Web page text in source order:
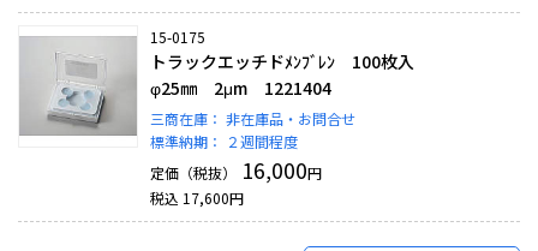
15-0175
トラックエッチドﾒﾝﾌﾞﾚﾝ 100枚入
φ25㎜ 2μm 1221404
三商在庫： 非在庫品・お問合せ
標準納期：
２週間程度
定価（税抜）
16,000円
税込 17,600円